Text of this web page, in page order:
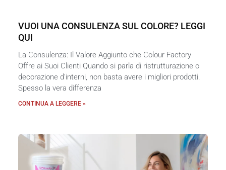
VUOI UNA CONSULENZA SUL COLORE? LEGGI
QUI
La Consulenza: Il Valore Aggiunto che Colour Factory
Offre ai Suoi Clienti Quando si parla di ristrutturazione o
decorazione d’interni, non basta avere i migliori prodotti.
Spesso la vera differenza
CONTINUA A LEGGERE »